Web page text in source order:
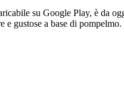
su Google Play, è da
gustose a base di